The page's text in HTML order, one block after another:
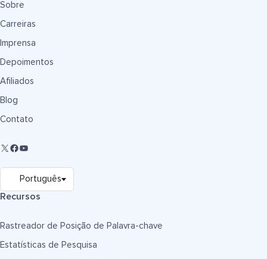
Sobre
Carreiras
Imprensa
Depoimentos
Afiliados
Blog
Contato
Recursos
Rastreador de Posição de Palavra-chave
Estatísticas de Pesquisa